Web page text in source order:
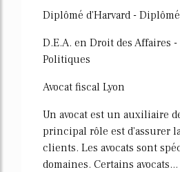
Diplômé d'Harvard - Diplômé
D.E.A. en Droit des Affaires
Politiques
Avocat fiscal Lyon
Un avocat est un auxiliaire
principal rôle est d'assurer
clients. Les avocats sont
domaines. Certains avocats...